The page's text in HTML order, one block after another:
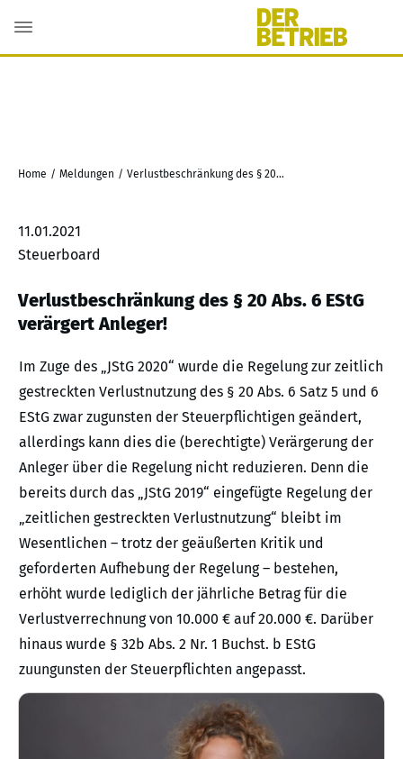
Home / Meldungen / Verlustbeschränkung des § 20 Abs. 6 EStG verärgert Anleger!
11.01.2021
Steuerboard
Verlustbeschränkung des § 20 Abs. 6 EStG
verärgert Anleger!
Im Zuge des „JStG 2020“ wurde die Regelung zur zeitlich
gestreckten Verlustnutzung des § 20 Abs. 6 Satz 5 und 6
EStG zwar zugunsten der Steuerpflichtigen geändert,
allerdings kann dies die (berechtigte) Verärgerung der
Anleger über die Regelung nicht reduzieren. Denn die
bereits durch das „JStG 2019“ eingefügte Regelung der
„zeitlichen gestreckten Verlustnutzung“ bleibt im
Wesentlichen – trotz der geäußerten Kritik und
geforderten Aufhebung der Regelung – bestehen,
erhöht wurde lediglich der jährliche Betrag für die
Verlustverrechnung von 10.000 € auf 20.000 €. Darüber
hinaus wurde § 32b Abs. 2 Nr. 1 Buchst. b EStG
zuungunsten der Steuerpflichten angepasst.